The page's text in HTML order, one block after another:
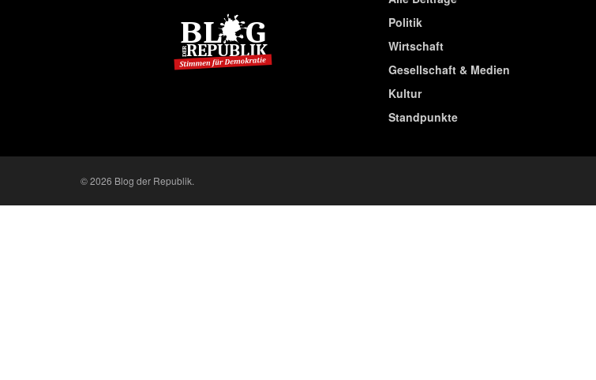
Politik
Wirtschaft
Gesellschaft & Medien
Kultur
Standpunkte
© 2026 Blog der Republik.